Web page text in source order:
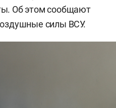
Об этом сообщают
силы ВСУ.